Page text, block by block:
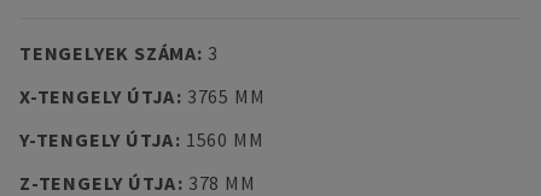
TENGELYEK SZÁMA: 3
X-TENGELY ÚTJA: 3765 MM
Y-TENGELY ÚTJA: 1560 MM
Z-TENGELY ÚTJA: 378 MM